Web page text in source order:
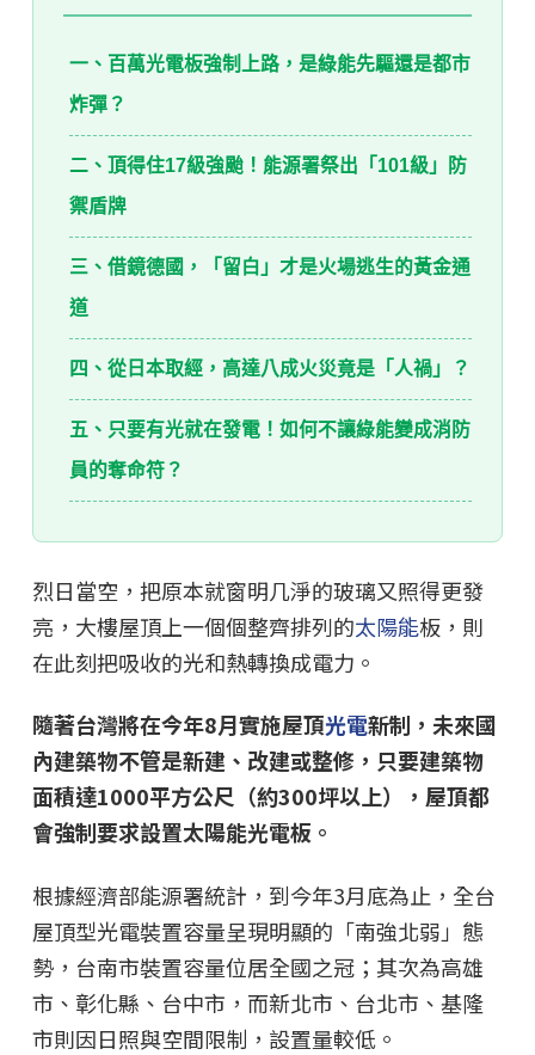
一、百萬光電板強制上路，是綠能先驅還是都市
炸彈？
二、頂得住17級強颱！能源署祭出「101級」防
禦盾牌
三、借鏡德國，「留白」才是火場逃生的黃金通
道
四、從日本取經，高達八成火災竟是「人禍」？
五、只要有光就在發電！如何不讓綠能變成消防
員的奪命符？
烈日當空，把原本就窗明几淨的玻璃又照得更發
亮，大樓屋頂上一個個整齊排列的太陽能板，則
在此刻把吸收的光和熱轉換成電力。
隨著台灣將在今年8月實施屋頂光電新制，未來國
內建築物不管是新建、改建或整修，只要建築物
面積達1000平方公尺（約300坪以上），屋頂都
會強制要求設置太陽能光電板。
根據經濟部能源署統計，到今年3月底為止，全台
屋頂型光電裝置容量呈現明顯的「南強北弱」態
勢，台南市裝置容量位居全國之冠；其次為高雄
市、彰化縣、台中市，而新北市、台北市、基隆
市則因日照與空間限制，設置量較低。